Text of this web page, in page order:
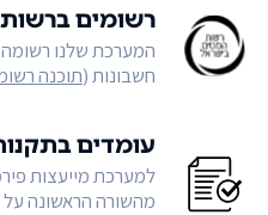
רשומים
המערכת שלנו
חשבונות (תוכנה רשומה 00215702 על
עומדים
למערכת מייעצות
מהשורה הראשונה